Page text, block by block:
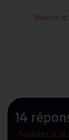
Besoin
14
Accéder à